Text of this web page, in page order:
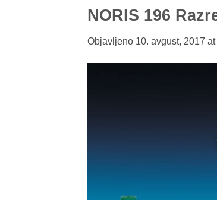
NORIS 196
Objavljeno 10. avgust, 2017 at